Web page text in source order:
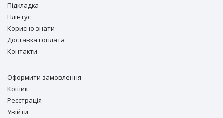
Підкладка
Плінтус
Корисно знати
Доставка і оплата
Контакти
Оформити замовлення
Кошик
Реєстрація
Увійти